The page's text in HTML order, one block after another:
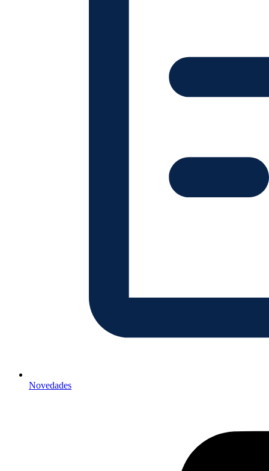
Novedades